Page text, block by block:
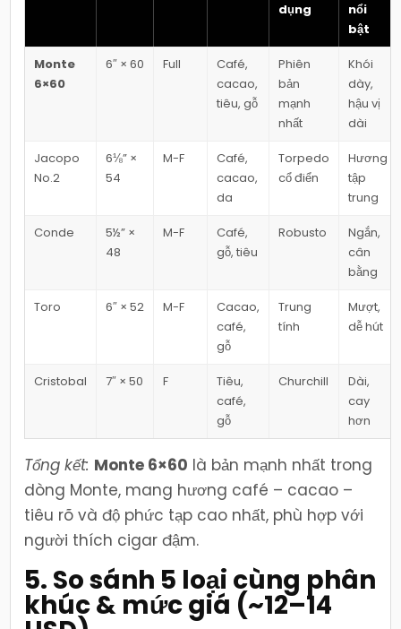
dụng
nổi
bật
Monte
6×60
6″ × 60 Full
Café,
cacao,
tiêu, gỗ
Phiên
bản
mạnh
nhất
Khói
dày,
hậu vị
dài
Jacopo
No.2
6⅛” ×
54
M-F
Café,
cacao,
da
Torpedo
cổ điển
Hương
tập
trung
Conde
5½” ×
48
M-F
Café,
gỗ, tiêu
Robusto
Ngắn,
cân
bằng
Toro 6″ × 52 M-F
Cacao,
café,
gỗ
Trung
tính
Mượt,
dễ hút
Cristobal 7″ × 50 F
Tiêu,
café,
gỗ
Churchill
Dài,
cay
hơn
Tổng kết: Monte 6×60 là bản mạnh nhất trong
dòng Monte, mang hương café – cacao –
tiêu rõ và độ phức tạp cao nhất, phù hợp với
người thích cigar đậm.
5. So sánh 5 loại cùng phân
khúc & mức giá (~12–14